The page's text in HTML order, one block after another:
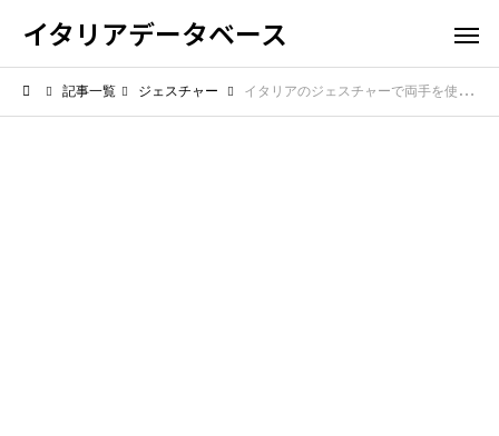
イタリアデータベース
記事一覧 ジェスチャー イタリアのジェスチャーで両手を使う意味は？感情爆発の両手仕草、その真意